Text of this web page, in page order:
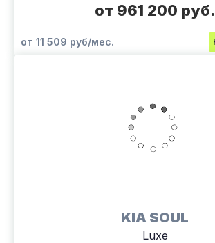
от 961 200 руб.
от 11 509 руб/мес.
KIA SOUL
Luxe